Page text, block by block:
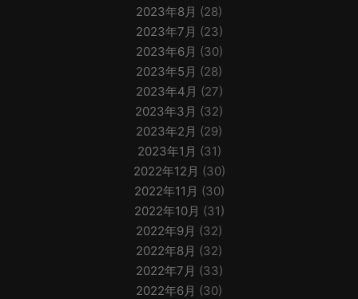
2023年8月 (28)
2023年7月 (23)
2023年6月 (30)
2023年5月 (28)
2023年4月 (27)
2023年3月 (32)
2023年2月 (29)
2023年1月 (31)
2022年12月 (30)
2022年11月 (30)
2022年10月 (31)
2022年9月 (32)
2022年8月 (32)
2022年7月 (33)
2022年6月 (30)